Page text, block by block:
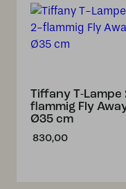
Tiffany T-Lampe
flammig Fly
Ø35 cm
830,00